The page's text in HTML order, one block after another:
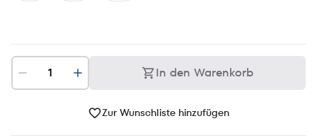
In den Warenkorb
Zur Wunschliste hinzufügen